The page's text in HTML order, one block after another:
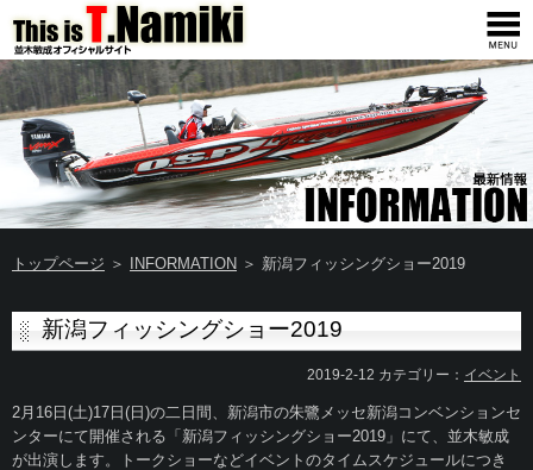
トップページ ＞ INFORMATION ＞ 新潟フィッシングショー2019
新潟フィッシングショー2019
2019-2-12 カテゴリー： イベント
2月16日(土)17日(日)の二日間、新潟市の朱鷺メッセ新潟コンベンションセ
ンターにて開催される「新潟フィッシングショー2019」にて、並木敏成
が出演します。トークショーなどイベントのタイムスケジュールにつき